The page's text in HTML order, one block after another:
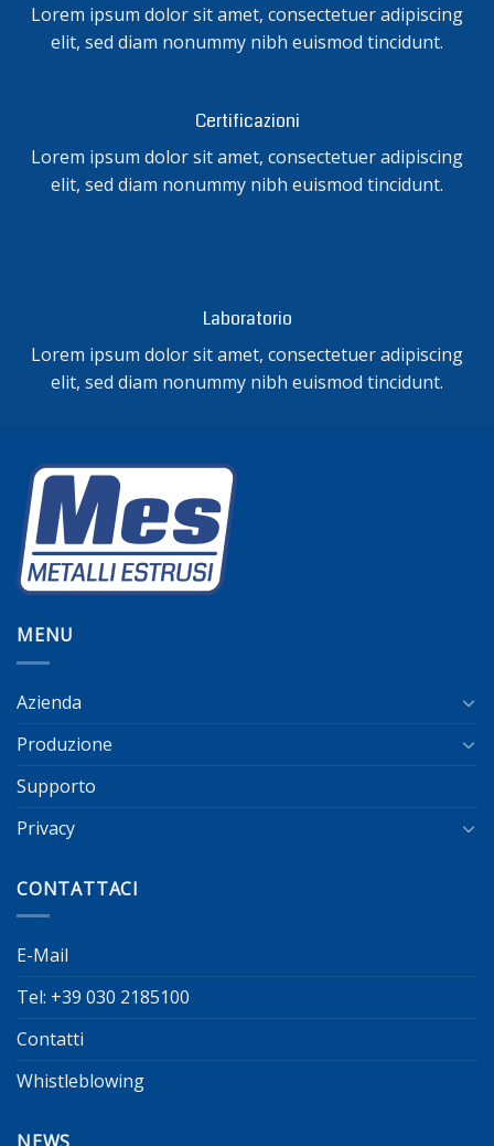
Lorem ipsum dolor sit amet, consectetuer adipiscing
elit, sed diam nonummy nibh euismod tincidunt.
Certificazioni
Lorem ipsum dolor sit amet, consectetuer adipiscing
elit, sed diam nonummy nibh euismod tincidunt.
Laboratorio
Lorem ipsum dolor sit amet, consectetuer adipiscing
elit, sed diam nonummy nibh euismod tincidunt.
MENU
Azienda
Produzione
Supporto
Privacy
CONTATTACI
E-Mail
Tel: +39 030 2185100
Contatti
Whistleblowing